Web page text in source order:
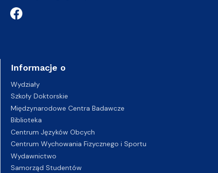
Informacje o
Wydziały
Szkoły Doktorskie
Międzynarodowe Centra Badawcze
Biblioteka
Centrum Języków Obcych
Centrum Wychowania Fizycznego i Sportu
Wydawnictwo
Samorząd Studentów